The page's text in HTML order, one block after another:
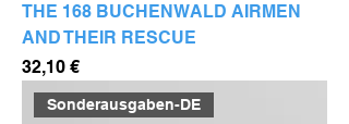
THE 168 BUCHENWALD AIRMEN
AND THEIR RESCUE
Preis
32,10 €
Sonderausgaben-DE